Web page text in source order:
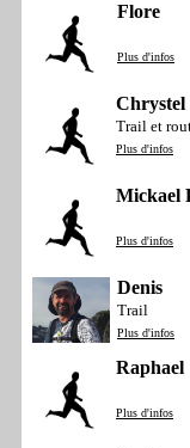
Flore
Plus d'infos
Chrystel
Trail et
Plus d'infos
Mickael
Plus d'infos
Denis
Trail
Plus d'infos
Raphael
Plus d'infos